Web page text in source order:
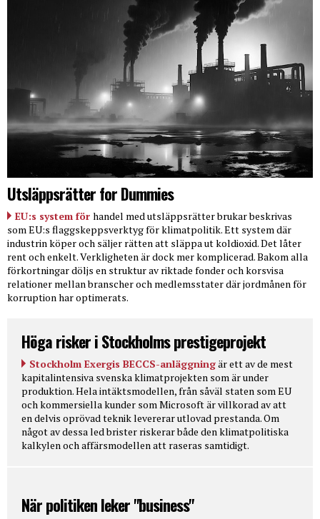
Utsläppsrätter for Dummies
EU:s system för handel med utsläppsrätter brukar beskrivas
som EU:s flaggskeppsverktyg för klimatpolitik. Ett system där
industrin köper och säljer rätten att släppa ut koldioxid. Det låter
rent och enkelt. Verkligheten är dock mer komplicerad. Bakom alla
förkortningar döljs en struktur av riktade fonder och korsvisa
relationer mellan branscher och medlemsstater där jordmånen för
korruption har optimerats.
Höga risker i Stockholms prestigeprojekt
Stockholm Exergis BECCS-anläggningär ett av de mest
kapitalintensiva svenska klimatprojekten som är under
produktion. Hela intäktsmodellen, från såväl staten som EU
och kommersiella kunder som Microsoft är villkorad av att
en delvis oprövad teknik levererar utlovad prestanda. Om
något av dessa led brister riskerar både den klimatpolitiska
kalkylen och affärsmodellen att raseras samtidigt.
När politiken leker "business"